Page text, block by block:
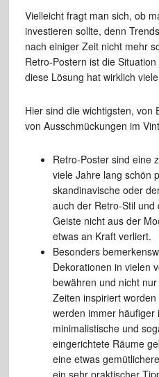
Vielleicht fragt man sich, ob
investieren sollte, denn
nach einiger Zeit nicht mehr
Retro-Postern ist die
diese Lösung hat wirklich
Hier sind die wichtigsten, von
von Ausschmückungen im
Retro-Poster sind eine
viele Jahre lang schön
skandinavische oder
auch der Retro-Stil und
Geiste nicht aus der
etwas an Kraft verliert.
Besonders
Dekorationen in vielen
bewähren und nicht
Zeiten inspiriert
werden immer häufiger
minimalistische und
eingerichtete Räume
eine etwas